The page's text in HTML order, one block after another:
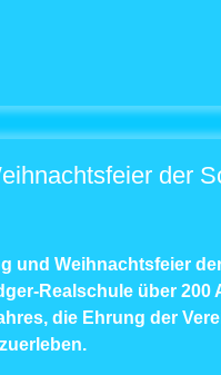
der
und Weihnachtsfeier
Realschule über
die Ehrung der